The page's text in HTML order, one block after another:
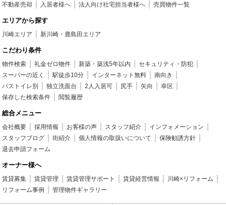
不動産売却
入居者様へ 法人向け社宅担当者様へ 売買物件一覧
エリアから探す
川崎エリア 新川崎・鹿島田エリア
こだわり条件
物件検索 礼金ゼロ物件 新築・築浅5年以内
セキュリティ・防犯
スーパーの近く
駅徒歩10分 インターネット無料
南向き
バストイレ別
独立洗面台 2人入居可 尻手 矢向
幸区
保存した検索条件
閲覧履歴
総合メニュー
会社概要 採用情報 お客様の声 スタッフ紹介
インフォメーション
スタッフブログ
街紹介 個人情報の取扱いについて
保険勧誘方針
退去申請フォーム
オーナー様へ
賃貸募集 賃貸管理 賃貸管理サポート 賃貸経営情報
川崎×リフォーム
リフォーム事例
管理物件ギャラリー